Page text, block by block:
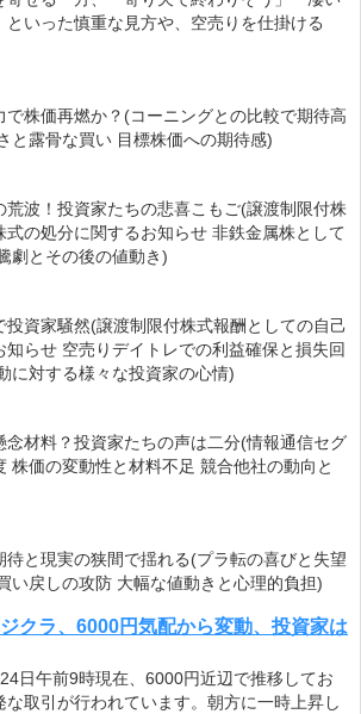
いった慎重な見方や、空売りを仕掛ける
で株価再燃か？(コーニングとの比較で期待高
と露骨な買い 目標株価への期待感)
荒波！投資家たちの悲喜こもご(譲渡制限付株
式の処分に関するお知らせ 非鉄金属株として
劇とその後の値動き)
投資家騒然(譲渡制限付株式報酬としての自己
らせ 空売りデイトレでの利益確保と損失回
に対する様々な投資家の心情)
念材料？投資家たちの声は二分(情報通信セグ
株価の変動性と材料不足 競合他社の動向と
待と現実の狭間で揺れる(プラ転の喜びと失望
い戻しの攻防 大幅な値動きと心理的負担)
クラ、6000円気配から変動、投資家は
日午前9時現在、6000円近辺で推移してお
な取引が行われています。朝方に一時上昇し